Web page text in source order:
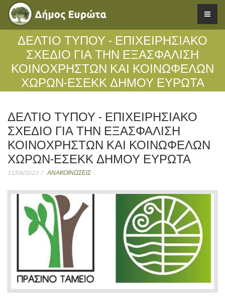
ΔΕΛΤΙΟ ΤΥΠΟΥ - ΕΠΙΧΕΙΡΗΣΙΑΚΟ
ΣΧΕΔΙΟ ΓΙΑ ΤΗΝ ΕΞΑΣΦΑΛΙΣΗ
ΚΟΙΝΟΧΡΗΣΤΩΝ ΚΑΙ ΚΟΙΝΩΦΕΛΩΝ
ΧΩΡΩΝ-ΕΣΕΚΚ ΔΗΜΟΥ ΕΥΡΩΤΑ
ΔΕΛΤΙΟ ΤΥΠΟΥ - ΕΠΙΧΕΙΡΗΣΙΑΚΟ
ΣΧΕΔΙΟ ΓΙΑ ΤΗΝ ΕΞΑΣΦΑΛΙΣΗ
ΚΟΙΝΟΧΡΗΣΤΩΝ ΚΑΙ ΚΟΙΝΩΦΕΛΩΝ
ΧΩΡΩΝ-ΕΣΕΚΚ ΔΗΜΟΥ ΕΥΡΩΤΑ
11/08/2023 ΑΝΑΚΟΙΝΩΣΕΙΣ